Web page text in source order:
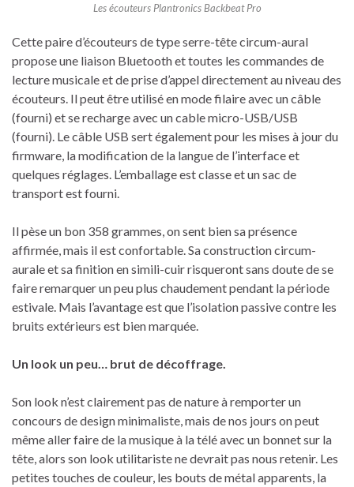
Les écouteurs Plantronics Backbeat Pro
Cette paire d’écouteurs de type serre-tête circum-aural
propose une liaison Bluetooth et toutes les commandes de
lecture musicale et de prise d’appel directement au niveau des
écouteurs. Il peut être utilisé en mode filaire avec un câble
(fourni) et se recharge avec un cable micro-USB/USB
(fourni). Le câble USB sert également pour les mises à jour du
firmware, la modification de la langue de l’interface et
quelques réglages. L’emballage est classe et un sac de
transport est fourni.
Il pèse un bon 358 grammes, on sent bien sa présence
affirmée, mais il est confortable. Sa construction circum-
aurale et sa finition en simili-cuir risqueront sans doute de se
faire remarquer un peu plus chaudement pendant la période
estivale. Mais l’avantage est que l’isolation passive contre les
bruits extérieurs est bien marquée.
Un look un peu… brut de décoffrage.
Son look n’est clairement pas de nature à remporter un
concours de design minimaliste, mais de nos jours on peut
même aller faire de la musique à la télé avec un bonnet sur la
tête, alors son look utilitariste ne devrait pas nous retenir. Les
petites touches de couleur, les bouts de métal apparents, la